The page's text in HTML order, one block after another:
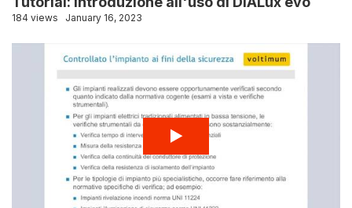
184 views January 16, 2023